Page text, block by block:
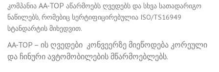
კომპანია AA-TOP აწარმოებს ღვედებს და სხვა სათადარიგო
ნაწილებს, რომებიც სერტიფიცირებულია ISO/TS16949
სტანდარტის მიხედვით.
AA-TOP – ის ღვედები კონვეერზე მიეწოდება კორეული
და ჩინური ავტომობილების მწარმოებლებს.